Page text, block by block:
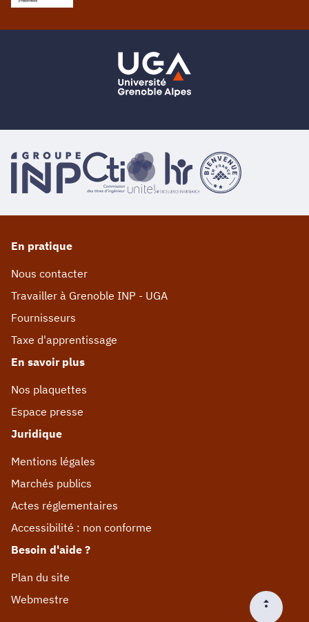
En pratique
Nous contacter
Travailler à Grenoble INP - UGA
Fournisseurs
Taxe d'apprentissage
En savoir plus
Nos plaquettes
Espace presse
Juridique
Mentions légales
Marchés publics
Actes réglementaires
Accessibilité : non conforme
Besoin d'aide ?
Plan du site
Webmestre